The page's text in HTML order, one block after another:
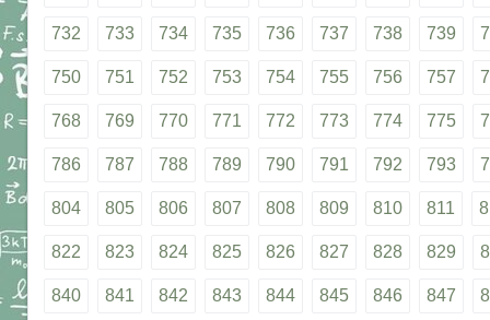
732 733 734 735 736 737 738 739
750 751 752 753 754 755 756 757
768 769 770 771 772 773 774 775
786 787 788 789 790 791 792 793
804 805 806 807 808 809 810 811
822 823 824 825 826 827 828 829
840 841 842 843 844 845 846 847